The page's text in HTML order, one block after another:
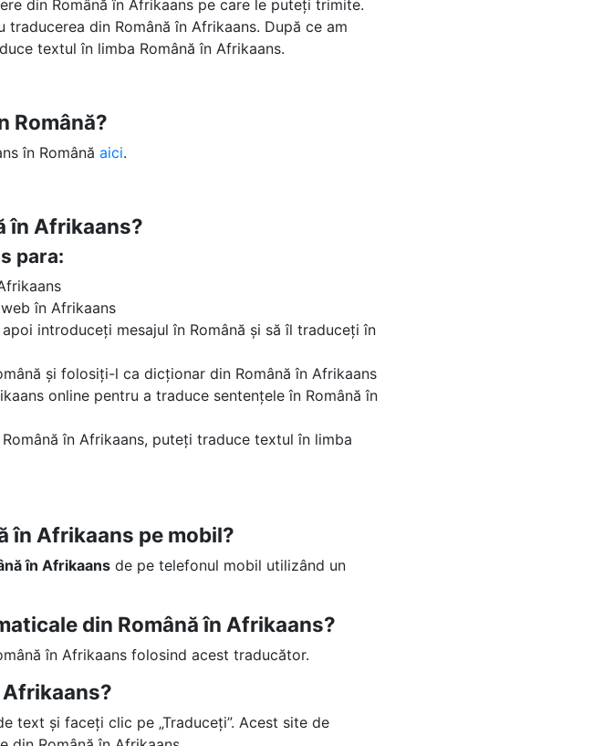
din Română în Afrikaans pe care le puteți trimite.
din Română în Afrikaans. După ce am
textul în limba Română în Afrikaans.
Română?
în Românăaici.
în Afrikaans?
para:
în Afrikaans
introduceți mesajul în Română și să îl traduceți în
și folosiți-l ca dicționar din Română în Afrikaans
online pentru a traduce sentențele în Română în
în Afrikaans, puteți traduce textul în limba
în Afrikaans pe mobil?
în Afrikaans de pe telefonul mobil utilizând un
din Română în Afrikaans?
în Afrikaans folosind acest traducător.
text și faceți clic pe „Traduceți”. Acest site de